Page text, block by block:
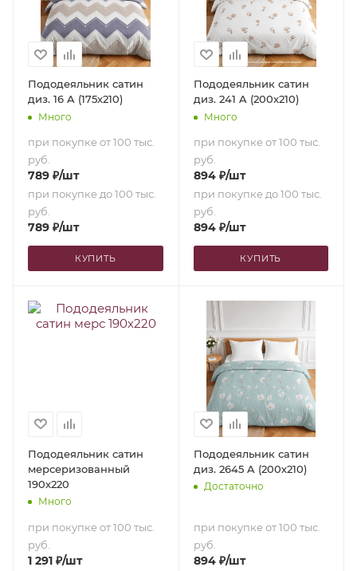
Пододеяльник сатин
диз. 16 A (175х210)
Много
при покупке от 100 тыс.
руб.
789 ₽/шт
при покупке до 100 тыс.
руб.
789 ₽/шт
КУПИТЬ
Пододеяльник сатин
диз. 241 A (200х210)
Много
при покупке от 100 тыс.
руб.
894₽/шт
при покупке до 100 тыс.
руб.
894₽/шт
КУПИТЬ
Пододеяльник сатин
мерсеризованный
190х220
Много
при покупке от 100 тыс.
руб.
1 291 ₽/шт
Пододеяльник сатин
диз. 2645 A (200х210)
Достаточно
при покупке от 100 тыс.
руб.
894₽/шт